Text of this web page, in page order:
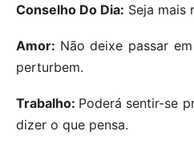
Conselho Do Dia: Seja mais
Amor: Não deixe passar
perturbem.
Trabalho: Poderá sentir-se
dizer o que pensa.